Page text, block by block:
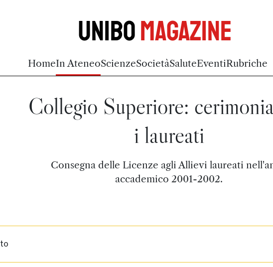
UniboMagazine
HomeIn AteneoScienzeSocietàSaluteEventiRubriche
Collegio Superiore:
i laureati
Consegna delle Licenze agli Allievi laureati
accademico 2001-2002.